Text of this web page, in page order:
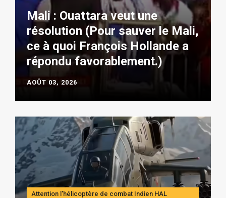
Mali : Ouattara veut une
résolution (Pour sauver le Mali,
ce à quoi François Hollande a
répondu favorablement.)
AOÛT 03, 2026
Attention l'hélicoptère de combat Indien HAL